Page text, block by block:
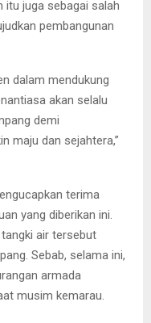
itu juga sebagai salah
pembangunan
dalam mendukung
akan selalu
demi
maju dan sejahtera,”
terima
yang diberikan ini.
air tersebut
Sebab, selama ini,
armada
musim kemarau.